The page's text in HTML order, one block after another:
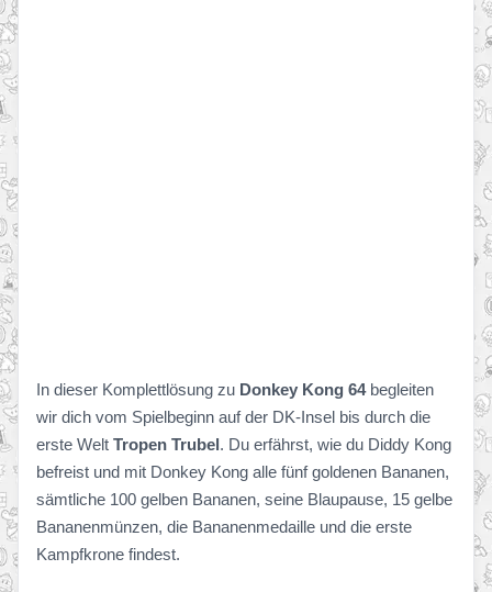
In dieser Komplettlösung zu Donkey Kong 64begleiten
wir dich vom Spielbeginn auf der DK-Insel bis durch die
erste Welt Tropen Trubel. Du erfährst, wie du Diddy Kong
befreist und mit Donkey Kong alle fünf goldenen Bananen,
sämtliche 100 gelben Bananen, seine Blaupause, 15 gelbe
Bananenmünzen, die Bananenmedaille und die erste
Kampfkrone findest.